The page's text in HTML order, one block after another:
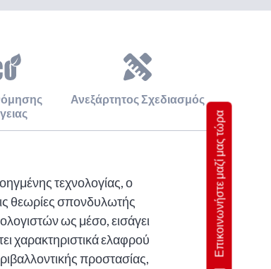
Ανεξάρτητος Σχεδιασμός
τεχνολογίας, ο
θεωρίες σπονδυλωτής
ως μέσο, εισάγει
χαρακτηριστικά ελαφρού
προστασίας,
Επικοινωνήστε μαζί μας τώρα